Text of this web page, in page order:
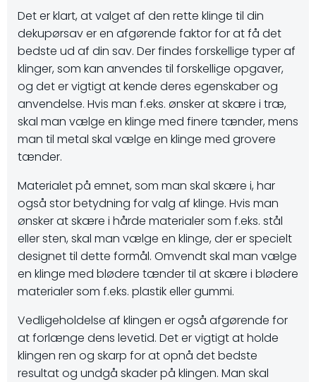
Det er klart, at valget af den rette klinge til din
dekupørsav er en afgørende faktor for at få det
bedste ud af din sav. Der findes forskellige typer af
klinger, som kan anvendes til forskellige opgaver,
og det er vigtigt at kende deres egenskaber og
anvendelse. Hvis man f.eks. ønsker at skære i træ,
skal man vælge en klinge med finere tænder, mens
man til metal skal vælge en klinge med grovere
tænder.
Materialet på emnet, som man skal skære i, har
også stor betydning for valg af klinge. Hvis man
ønsker at skære i hårde materialer som f.eks. stål
eller sten, skal man vælge en klinge, der er specielt
designet til dette formål. Omvendt skal man vælge
en klinge med blødere tænder til at skære i blødere
materialer som f.eks. plastik eller gummi.
Vedligeholdelse af klingen er også afgørende for
at forlænge dens levetid. Det er vigtigt at holde
klingen ren og skarp for at opnå det bedste
resultat og undgå skader på klingen. Man skal